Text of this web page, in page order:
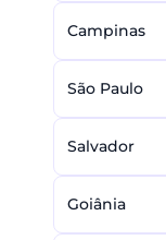
Campinas
São Paulo
Salvador
Goiânia